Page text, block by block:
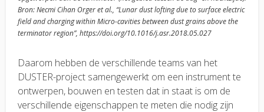
Bron: Necmi Cihan Orger et al., “Lunar dust lofting due to surface electric
field and charging within Micro-cavities between dust grains above the
terminator region”, https://doi.org/10.1016/j.asr.2018.05.027
Daarom hebben de verschillende teams van het
DUSTER-project samengewerkt om een instrument te
ontwerpen, bouwen en testen dat in staat is om de
verschillende eigenschappen te meten die nodig zijn